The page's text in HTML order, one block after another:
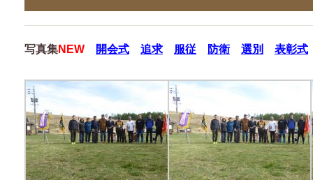
写真集NEW 開会式 追求 服従 防衛 選別 表彰式